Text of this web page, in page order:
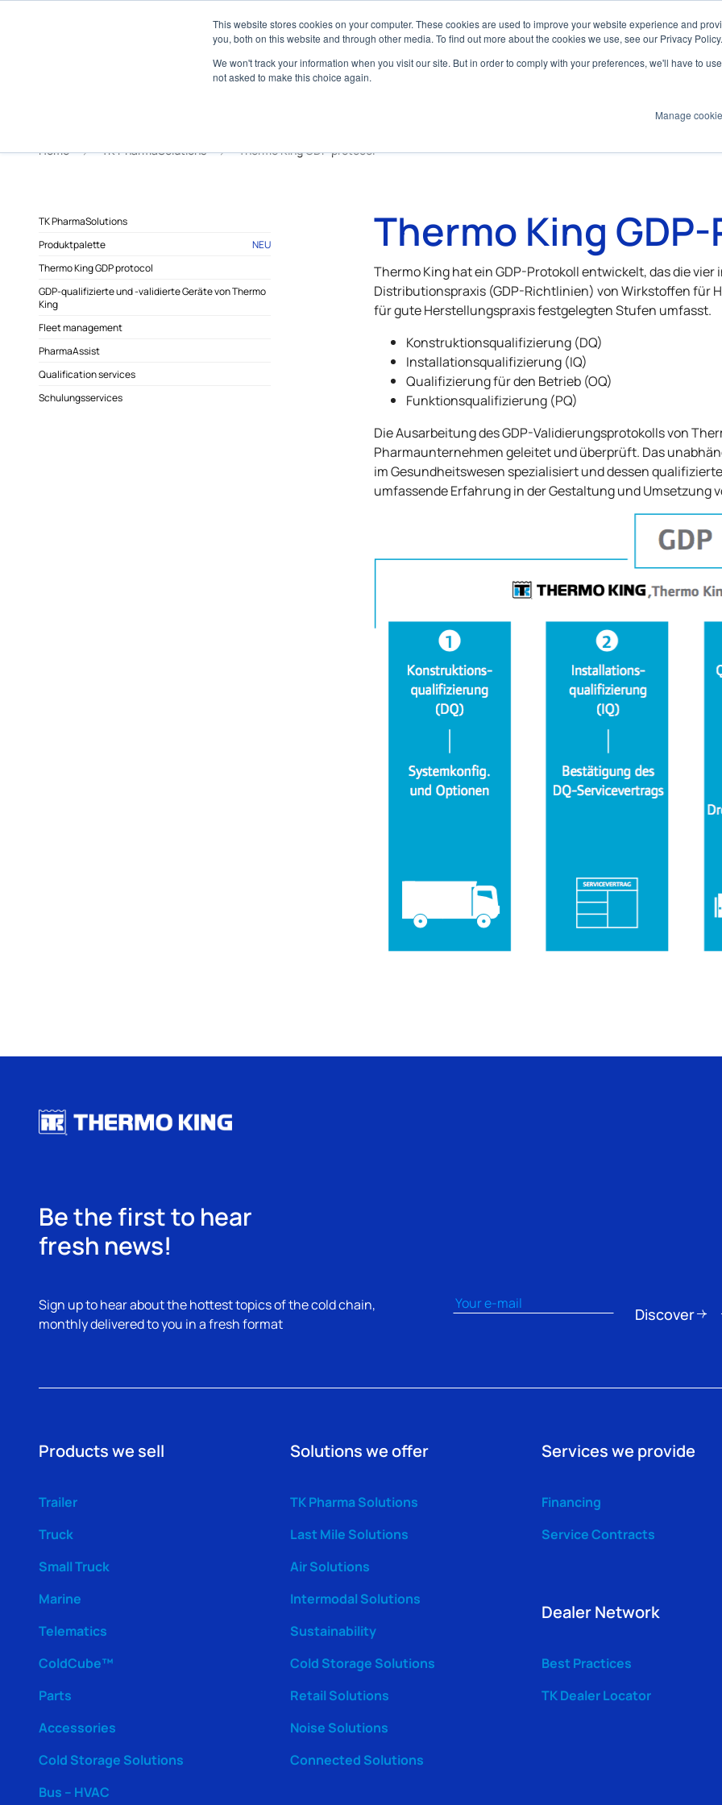
This website stores cookies on your computer. These cookies are used to improve your website experience and
you, both on this website and through other media. To find out more about the cookies we use, see our Privacy Policy.
We won't track your information when you visit our site. But in order to comply with your preferences, we'll have to
not asked to make this choice again.
Manage
Medienzentrum Marine
ProdukteTechnologienServices
Home TK PharmaSolutions Thermo King GDP protocol
TK PharmaSolutions
Produktpalette
NEU
Thermo King GDP protocol
GDP-qualifizierte und -validierte Geräte von Thermo
King
Fleet management
PharmaAssist
Qualification services
Schulungsservices
Thermo King
Thermo Kinghat ein GDP-Protokoll entwickelt, das die
Distributionspraxis (GDP-Richtlinien) von Wirkstoffen für
für gute Herstellungspraxis festgelegten Stufen umfasst.
Konstruktionsqualifizierung (DQ)
Installationsqualifizierung (IQ)
Qualifizierung für den Betrieb (OQ)
Funktionsqualifizierung (PQ)
Die Ausarbeitung des GDP-Validierungsprotokolls von
Pharmaunternehmen geleitet und überprüft. Das
im Gesundheitswesen spezialisiert und dessen
umfassende Erfahrung in der Gestaltung und
Be the first to hear
fresh news!
Sign up to hear about the hottest topics of the cold chain,
monthly delivered to you in a fresh format
Email(erforderlich)
Discover
Products we sell
Trailer
Truck
Small Truck
Marine
Telematics
ColdCube™
Parts
Accessories
Cold Storage Solutions
Bus – HVAC
Solutions we offer
TK Pharma Solutions
Last Mile Solutions
Air Solutions
Intermodal Solutions
Sustainability
Cold Storage Solutions
Retail Solutions
Noise Solutions
Connected Solutions
Services we provide
Financing
Service Contracts
Dealer Network
Best Practices
TK Dealer Locator